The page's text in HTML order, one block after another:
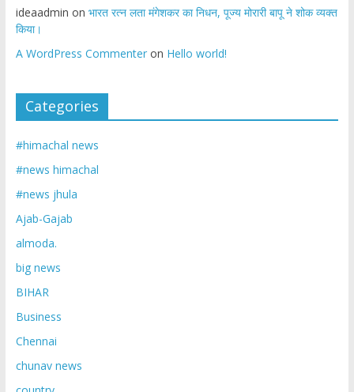
ideaadmin on भारत रत्न लता मंगेशकर का निधन, पूज्य मोरारी बापू ने शोक व्यक्त
किया।
A WordPress Commenteron Hello world!
Categories
#himachal news
#news himachal
#news jhula
Ajab-Gajab
almoda.
big news
BIHAR
Business
Chennai
chunav news